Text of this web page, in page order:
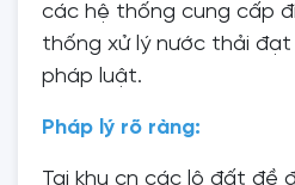
các hệ thống cung cấp
thống xử lý nước thải
pháp luật.
Pháp lý rõ ràng:
Tại khu cn các lô đất đề